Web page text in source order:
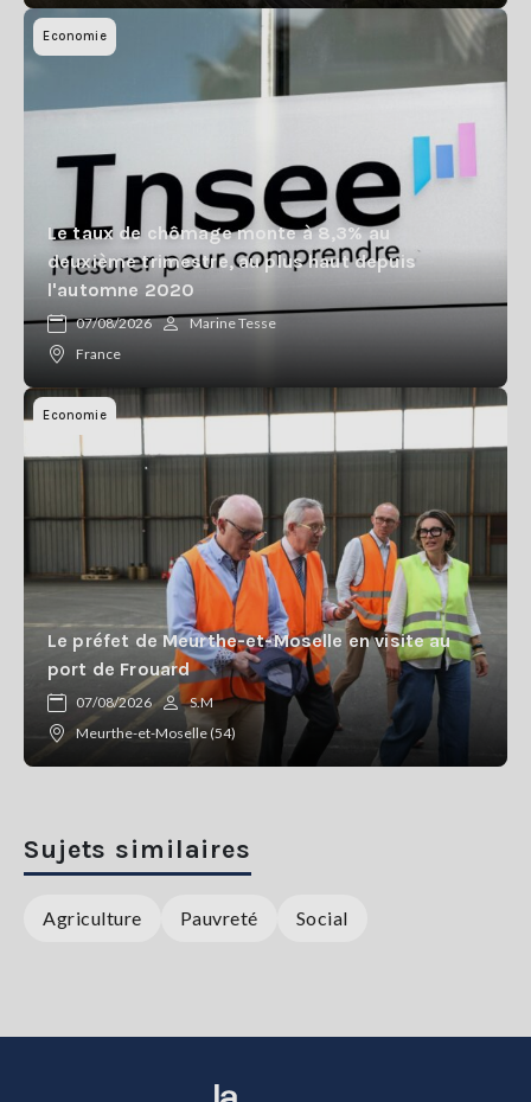
Economie
Le taux de chômage monte à 8,3% au
deuxième trimestre, au plus haut depuis
l'automne 2020
07/08/2026
Marine Tesse
France
Economie
Le préfet de Meurthe-et-Moselle en visite au
port de Frouard
07/08/2026
S.M
Meurthe-et-Moselle (54)
Sujets similaires
Agriculture Pauvreté Social